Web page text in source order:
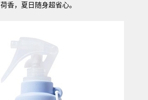
荷香，夏日随身超省心。